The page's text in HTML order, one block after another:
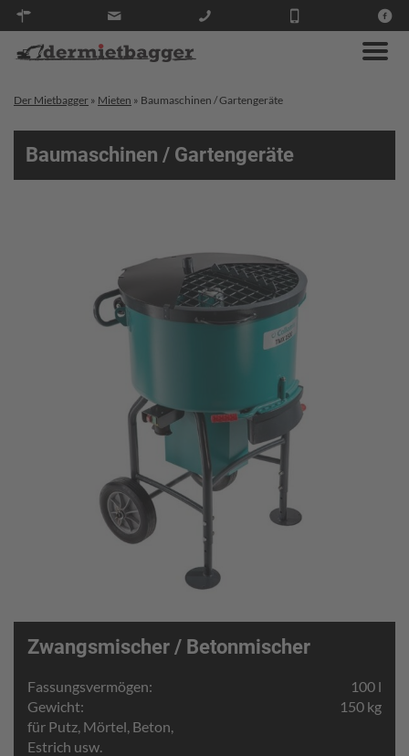
Der Mietbagger » Mieten » Baumaschinen / Gartengeräte
Baumaschinen / Gartengeräte
Zwangsmischer / Betonmischer
Fassungsvermögen:
100 l
Gewicht:
150 kg
für Putz, Mörtel, Beton,
Estrich usw.